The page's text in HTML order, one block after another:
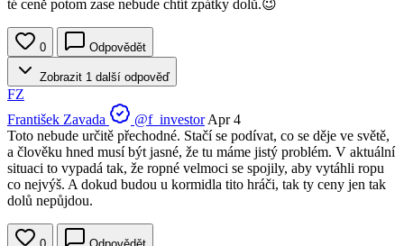
té ceně potom zase nebude chtít zpátky dolů.😉
0 Odpovědět
Zobrazit 1 další odpověď
FZ
František Zavada
@f_investor Apr 4
Toto nebude určitě přechodné. Stačí se podívat, co se děje ve světě,
a člověku hned musí být jasné, že tu máme jistý problém. V aktuální
situaci to vypadá tak, že ropné velmoci se spojily, aby vytáhli ropu
co nejvýš. A dokud budou u kormidla tito hráči, tak ty ceny jen tak
dolů nepůjdou.